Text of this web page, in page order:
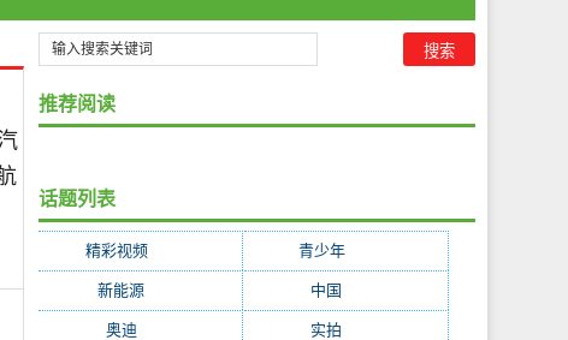
推荐阅读
话题列表
精彩视频 青少年
新能源 中国
奥迪 实拍